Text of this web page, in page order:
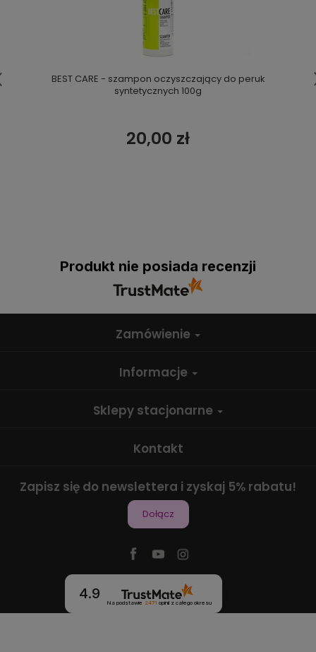
BEST CARE - szampon oczyszczający do peruk
syntetycznych 100g
20,00 zł
Produkt nie posiada recenzji
Zamówienie
Informacje
Sklepy stacjonarne
Kontakt
Zapisz się do newslettera i zyskaj 5% rabatu!
Dołącz
4.9
Na podstawie 2471 opinii z całego okresu